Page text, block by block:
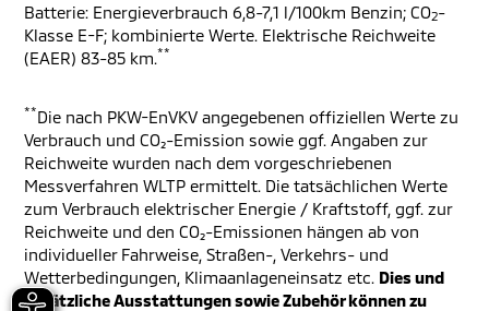
Batterie: Energieverbrauch 6,8-7,1 l/100km Benzin; CO2-
Klasse E-F; kombinierte Werte. Elektrische Reichweite
(EAER) 83-85 km. **
**Die nach PKW-EnVKV angegebenen offiziellen Werte zu
Verbrauch und CO₂-Emission sowie ggf. Angaben zur
Reichweite wurden nach dem vorgeschriebenen
Messverfahren WLTP ermittelt. Die tatsächlichen Werte
zum Verbrauch elektrischer Energie / Kraftstoff, ggf. zur
Reichweite und den CO₂-Emissionen hängen ab von
individueller Fahrweise, Straßen-, Verkehrs- und
Wetterbedingungen, Klimaanlageneinsatz etc. Dies und
zusätzliche Ausstattungen sowie Zubehör können zu